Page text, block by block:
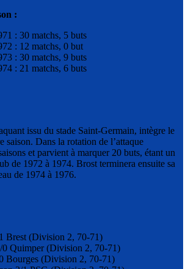
:
: 30 matchs, 5 buts
: 12 matchs, 0 but
: 30 matchs, 9 buts
: 21 matchs, 6 buts
issu du stade Saint-Germain, intègre le
saison. Dans la rotation de l’attaque
et parvient à marquer 20 buts, étant un
de 1972 à 1974. Brost terminera ensuite sa
de 1974 à 1976.
Brest (Division 2, 70-71)
0 Quimper (Division 2, 70-71)
Bourges (Division 2, 70-71)